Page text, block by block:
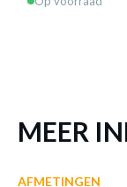
MEER
AFMETINGEN
Prijs per stuk, incl.